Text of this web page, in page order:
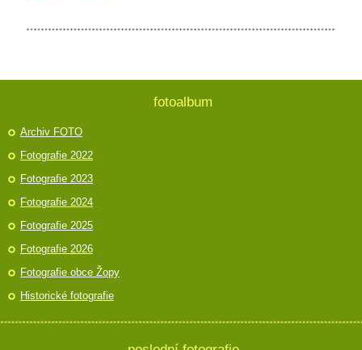
fotoalbum
Archiv FOTO
Fotografie 2022
Fotografie 2023
Fotografie 2024
Fotografie 2025
Fotografie 2026
Fotografie obce Žopy
Historické fotografie